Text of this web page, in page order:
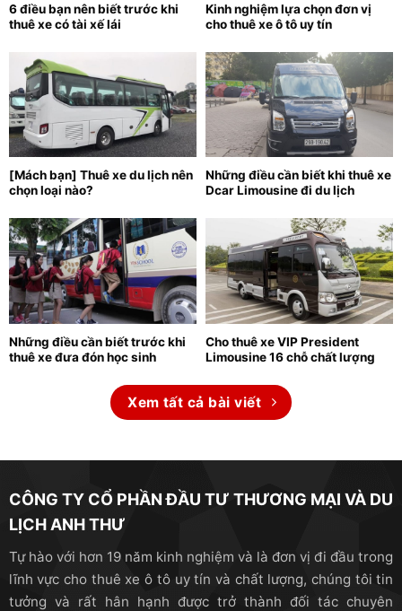
6 điều bạn nên biết trước khi
thuê xe có tài xế lái
Kinh nghiệm lựa chọn đơn vị
cho thuê xe ô tô uy tín
[Mách bạn] Thuê xe du lịch nên
chọn loại nào?
Những điều cần biết khi thuê xe
Dcar Limousine đi du lịch
Những điều cần biết trước khi
thuê xe đưa đón học sinh
Cho thuê xe VIP President
Limousine 16 chỗ chất lượng
Xem tất cả bài viết
CÔNG TY CỔ PHẦN ĐẦU TƯ THƯƠNG MẠI VÀ DU
LỊCH ANH THƯ
Tự hào với hơn 19 năm kinh nghiệm và là đơn vị đi đầu trong
lĩnh vực cho thuê xe ô tô uy tín và chất lượng, chúng tôi tin
tưởng và rất hân hạnh được trở thành đối tác chuyên